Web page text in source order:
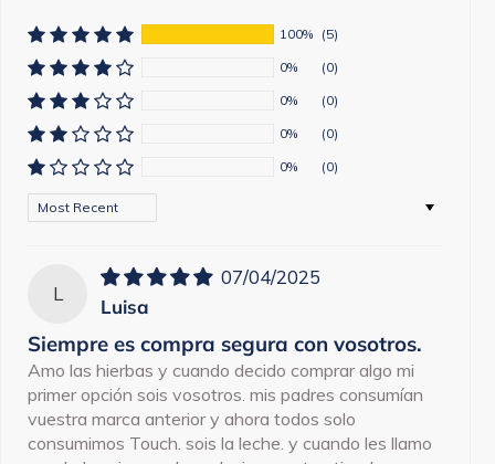
100% (5)
0%
(0)
0%
(0)
0%
(0)
0%
(0)
Sort by
L
07/04/2025
Luisa
Siempre es compra segura con vosotros.
Amo las hierbas y cuando decido comprar algo mi
primer opción sois vosotros. mis padres consumían
vuestra marca anterior y ahora todos solo
consumimos Touch. sois la leche. y cuando les llamo